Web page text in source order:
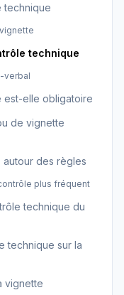
technique
technique
verbal
est-elle obligatoire
de vignette
des règles
plus fréquent
technique du
technique sur la
vignette